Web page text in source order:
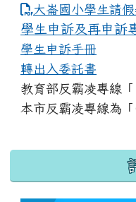
link to https://
大崙國小學生請
學生申訴及再申訴
學生申訴手冊
轉出入委託書
教育部反霸凌專線「
本市反霸凌專線為
:::